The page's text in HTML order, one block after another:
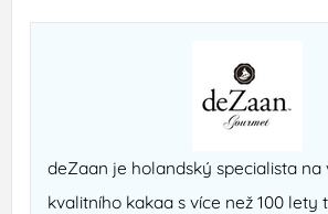
deZaan je holandský specialista na
kvalitního kakaa s více než 100 lety